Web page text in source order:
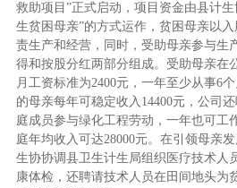
救助项目 ”正式启动，项目资金由县计
生贫困母亲”的方式运作，贫困母亲以
责生产和经营，同时，受助母亲参与生
得和按股分红两部分组成。受助母亲在
月工资标准为2400元，一年至少从事6
的母亲每年可稳定收入 14400元，公司
庭成员参与绿化工程劳动，一年也可工
庭年均收入可达28000元。在引领母亲
生协协调县卫生计生局组织医疗技术人
康体检，还聘请技术人员在田间地头为